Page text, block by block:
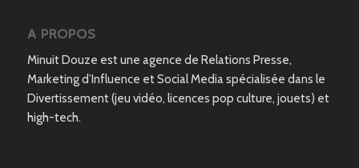
A PROPOS
Minuit Douze est une agence de Relations Presse,
Marketing d’Influence et Social Media spécialisée dans le
Divertissement (jeu vidéo, licences pop culture, jouets) et
high-tech.